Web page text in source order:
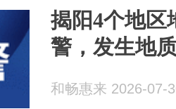
揭阳4个地区
警，发生地
和畅惠来 2026-07-